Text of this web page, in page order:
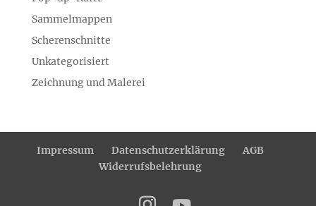
Sammelmappen
Scherenschnitte
Unkategorisiert
Zeichnung und Malerei
Impressum Datenschutzerklärung
AGB
Widerrufsbelehrung